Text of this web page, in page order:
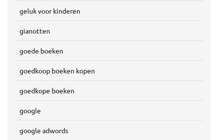
geluk voor kinderen
gianotten
goede boeken
goedkoop boeken kopen
goedkope boeken
google
google adwords